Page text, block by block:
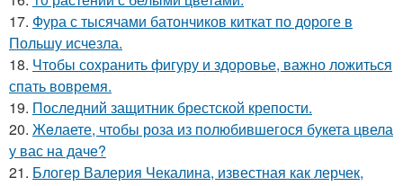
17. Фура с тысячами батончиков киткат по дороге в
Польшу исчезла.
18. Чтобы сохранить фигуру и здоровье, важно ложиться
спать вовремя.
19. Последний защитник брестской крепости.
20. Жeлаете, чтобы роза из полюбившегося букета цвела
у вас на даче?
21. Блогер Валерия Чекалина, известная как лерчек,